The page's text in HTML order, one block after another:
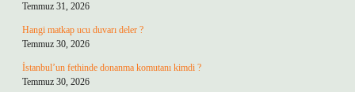
Temmuz 31, 2026
Hangi matkap ucu duvarı deler ?
Temmuz 30, 2026
İstanbul’un fethinde donanma komutanı kimdi ?
Temmuz 30, 2026